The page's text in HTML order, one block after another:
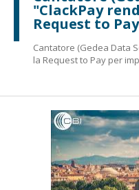
"ClackPay
Request to
Cantatore (Gedea Data
la Request to Pay per